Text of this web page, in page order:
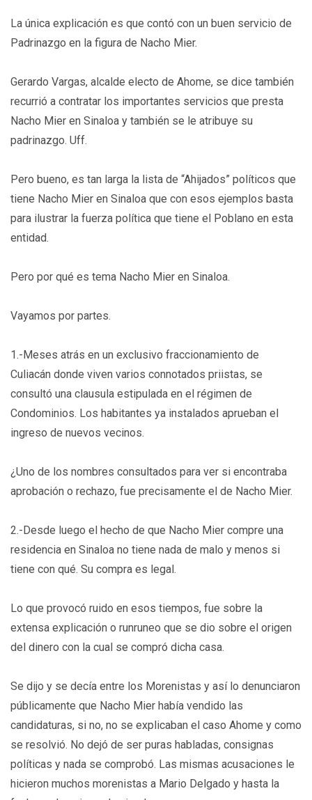
La única explicación es que contó con un buen servicio de
Padrinazgo en la figura de Nacho Mier.
Gerardo Vargas, alcalde electo de Ahome, se dice también
recurrió a contratar los importantes servicios que presta
Nacho Mier en Sinaloa y también se le atribuye su
padrinazgo. Uff.
Pero bueno, es tan larga la lista de “Ahijados” políticos que
tiene Nacho Mier en Sinaloa que con esos ejemplos basta
para ilustrar la fuerza política que tiene el Poblano en esta
entidad.
Pero por qué es tema Nacho Mier en Sinaloa.
Vayamos por partes.
1.-Meses atrás en un exclusivo fraccionamiento de
Culiacán donde viven varios connotados priistas, se
consultó una clausula estipulada en el régimen de
Condominios. Los habitantes ya instalados aprueban el
ingreso de nuevos vecinos.
¿Uno de los nombres consultados para ver si encontraba
aprobación o rechazo, fue precisamente el de Nacho Mier.
2.-Desde luego el hecho de que Nacho Mier compre una
residencia en Sinaloa no tiene nada de malo y menos si
tiene con qué. Su compra es legal.
Lo que provocó ruido en esos tiempos, fue sobre la
extensa explicación o runruneo que se dio sobre el origen
del dinero con la cual se compró dicha casa.
Se dijo y se decía entre los Morenistas y así lo denunciaron
públicamente que Nacho Mier había vendido las
candidaturas, si no, no se explicaban el caso Ahome y como
se resolvió. No dejó de ser puras habladas, consignas
políticas y nada se comprobó. Las mismas acusaciones le
hicieron muchos morenistas a Mario Delgado y hasta la